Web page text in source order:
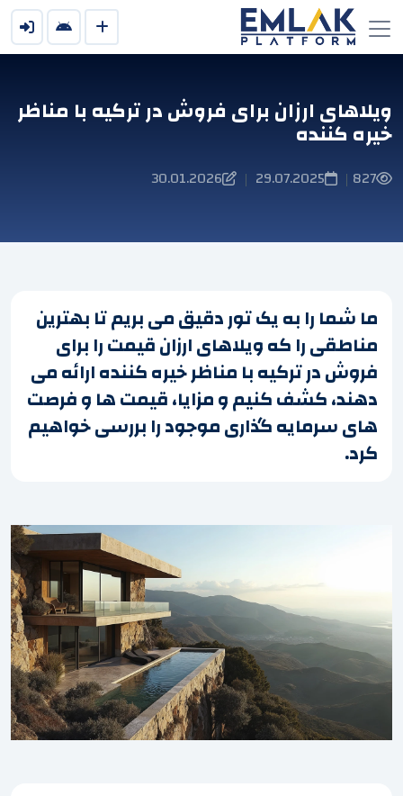
ویلاهای ارزان برای فروش در ترکیه با مناظر
خیره کننده
827
|
29.07.2025
|
30.01.2026
ما شما را به یک تور دقیق می بریم تا بهترین
مناطقی را که ویلاهای ارزان قیمت را برای
فروش در ترکیه با مناظر خیره کننده ارائه می
دهند، کشف کنیم و مزایا، قیمت ها و فرصت
های سرمایه گذاری موجود را بررسی خواهیم
کرد.